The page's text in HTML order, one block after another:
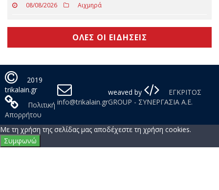
08/08/2026 Αιχμηρά
ΟΛΕΣ ΟΙ ΕΙΔΗΣΕΙΣ
2019
trikalain.gr
Πολιτική
Απορρήτου
info@trikalain.gr
weaved by
ΕΓΚΡΙΤΟΣ
GROUP - ΣΥΝΕΡΓΑΣΙΑ Α.Ε.
Με τη χρήση της σελίδας μας αποδέχεστε τη χρήση cookies.
Συμφωνώ